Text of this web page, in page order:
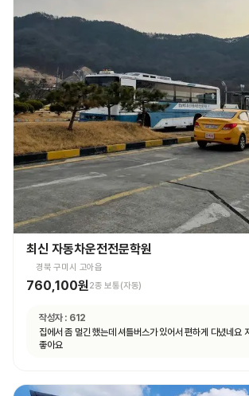
최신 자동차운전전문학원
경북 구미시 고아읍
760,100원 2종 보통(자동)
작성자 : 612
집에서 좀 멀긴 했는데 셔틀버스가 있어서 편하게 다녔네요
좋아요